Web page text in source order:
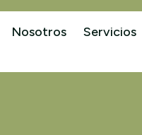
Nosotros Servicios